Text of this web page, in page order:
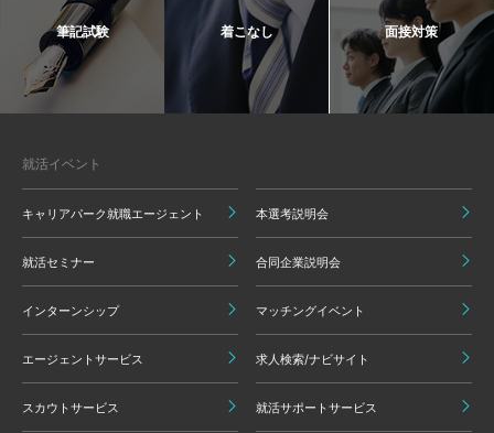
筆記試験 着こなし 面接対策
就活イベント
キャリアパーク就職エージェント 本選考説明会
就活セミナー 合同企業説明会
インターンシップ マッチングイベント
エージェントサービス 求人検索/ナビサイト
スカウトサービス 就活サポートサービス